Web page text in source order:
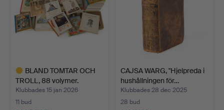
BLAND TOMTAR OCH
TROLL, 88 volymer.
Klubbades 15 jan 2026
11 bud
CAJSA WARG, "Hjelpreda i
hushållningen för…
Klubbades 28 dec 2025
28 bud